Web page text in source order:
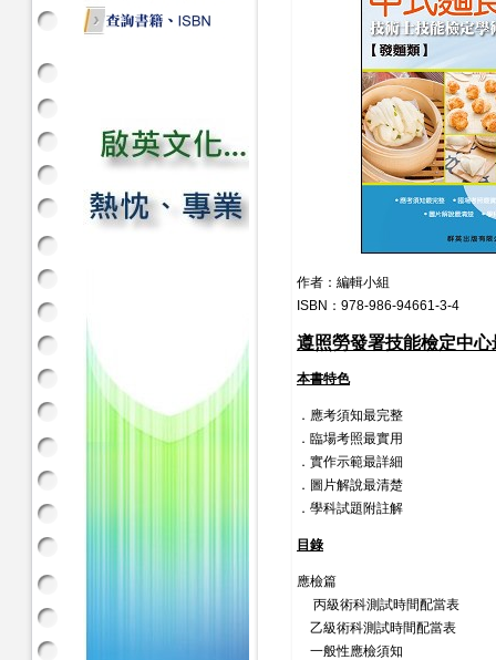
作者：編輯小組
ISBN：978-986-94661-3-4
遵照勞發署技能檢定中心
本書特色
．應考須知最完整
．臨場考照最實用
．實作示範最詳細
．圖片解說最清楚
．學科試題附註解
目錄
應檢篇
丙級術科測試時間配當表
乙級術科測試時間配當表
一般性應檢須知